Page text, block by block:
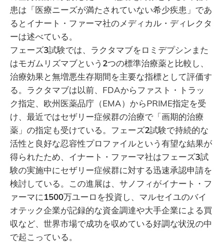
患は「医療ニーズが満たされていない希少疾患」であ
るとイナート・ファーマ社のメディカル・ディレクタ
ーは述べている。
フェーズ3試験では、ラクタマブをロミデプシンまた
はモガムリズマブという 2つの標準治療薬と比較し、
治療効果と無増悪生存期間を主要な指標として評価す
る。ラクタマブは以前、FDAからファスト・トラッ
ク指定、欧州医薬品庁（EMA）からPRIME指定を受
け、最近ではセザリー症候群の治療で「画期的治療
薬」の指定も受けている。フェーズ2試験で持続的な
活性と良好な忍容性プロファイルという有望な結果が
得られたため、イナート・ファーマ社はフェーズ3試
験の実施中にセザリー症候群に対する迅速承認申請を
検討している。この進展は、サノフィがイナート・フ
ァーマに1500万ユーロを投資し、マルセイユのバイ
オテック企業が記録的な資金調達や大手企業による買
収など、世界市場で成功を収めている好調な状況の中
で起こっている。